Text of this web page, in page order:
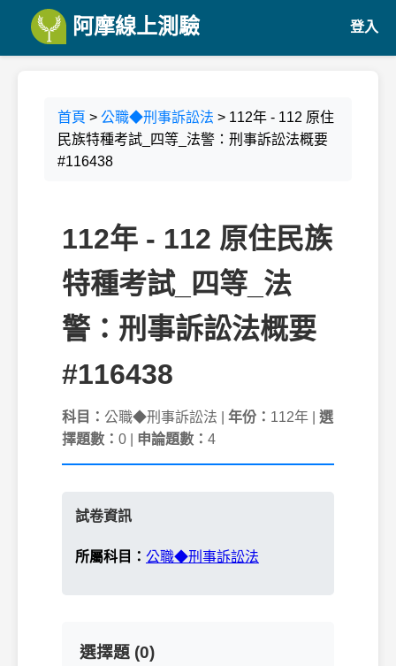
阿摩線上測驗 登入
首頁 > 公職◆刑事訴訟法 > 112年 - 112 原住
民族特種考試_四等_法警：刑事訴訟法概要
#116438
112年 - 112 原住民族
特種考試_四等_法
警：刑事訴訟法概要
#116438
科目： 公職◆刑事訴訟法 | 年份： 112年 | 選
擇題數： 0 | 申論題數： 4
試卷資訊
所屬科目： 公職◆刑事訴訟法
選擇題 (0)